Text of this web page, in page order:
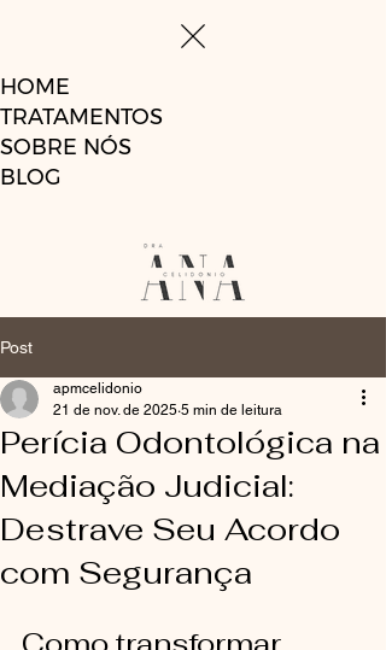
HOME
TRATAMENTOS
SOBRE NÓS
BLOG
Post
Perícia Odontológica na
Mediação Judicial:
Destrave Seu Acordo
com Segurança
apmcelidonio
21 de nov. de 2025 5 min de leitura